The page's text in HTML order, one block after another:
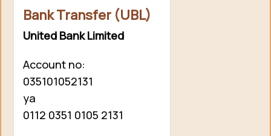
Bank Transfer (UBL)
United Bank Limited
Account no:
035101052131
ya
0112 0351 0105 2131